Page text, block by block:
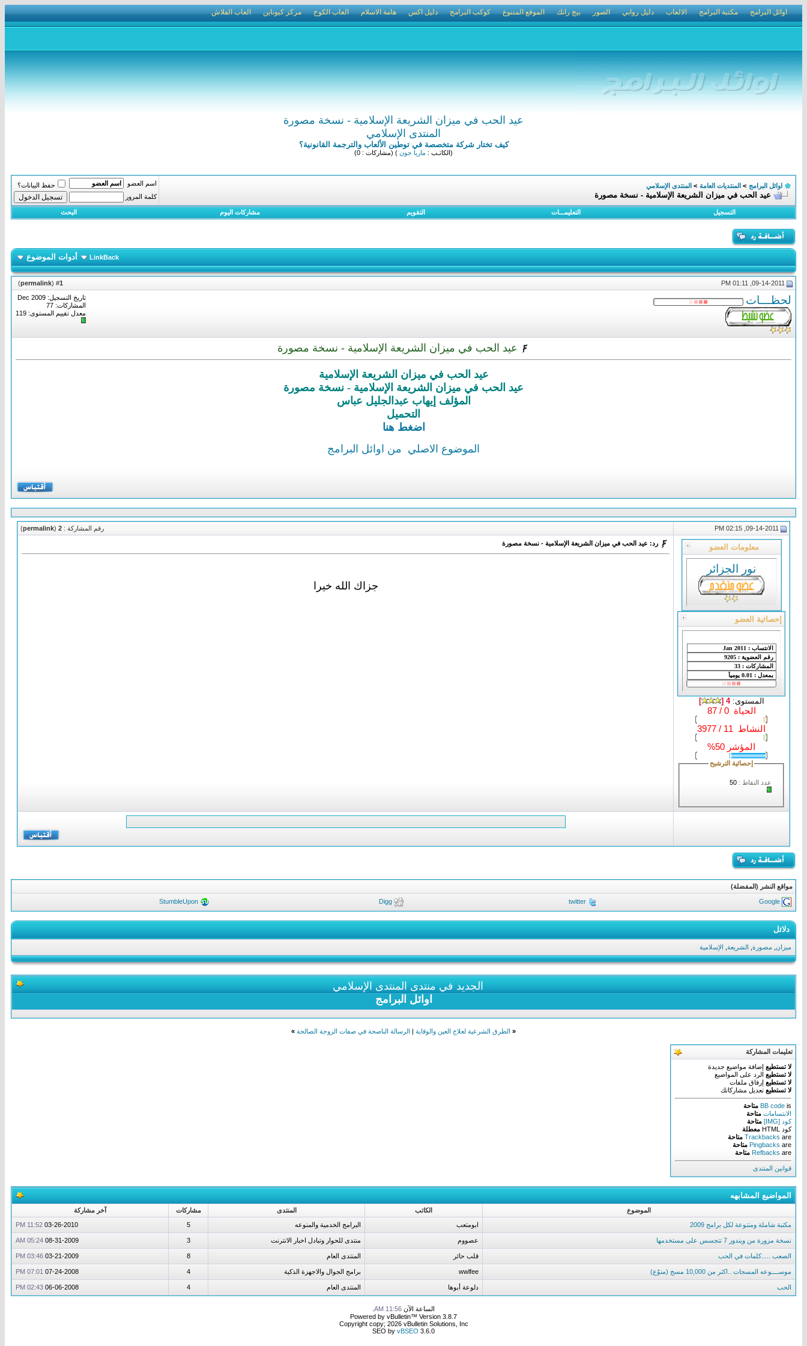
اوائل البرامج مكتبة البرامج الالعاب دليل روابي الصور بيج رانك الموقع المتنوع كوكب البرامج دليل اكس هامة الاسلام العاب الكوخ مركز كيوناين العاب الفلاش
عيد الحب في ميزان الشريعة الإسلامية - نسخة مصورة
المنتدى الإسلامي
كيف تختار شركة متخصصة في توطين الألعاب والترجمة القانونية؟
(الكاتـب : ماريا جون ) (مشاركات : 0)
اوائل البرامج > المنتديات العامة > المنتدى الإسلامي
عيد الحب في ميزان الشريعة الإسلامية - نسخة مصورة
اسم العضو
حفظ البيانات؟
كلمة المرور
التسجيل التعليمـــات التقويم مشاركات اليوم البحث
LinkBack أدوات الموضوع
1
(
permalink
)
لحظـــات
تاريخ التسجيل: Dec 2009
المشاركات: 77
معدل تقييم المستوى: 119
عيد الحب في ميزان الشريعة الإسلامية - نسخة مصورة
عيد الحب في ميزان الشريعة الإسلامية
عيد الحب في ميزان الشريعة الإسلامية - نسخة مصورة
المؤلف إيهاب عبدالجليل عباس
التحميل
اضغط هنا
الموضوع الاصلي من اوائل البرامج
رقم المشاركة : 2
(
permalink
)
معلومات العضو
نور الجزائر
إحصائية العضو
المستوى:4 [
]
الحياة 0 / 87
النشاط 11 / 3977
المؤشر 50%
إحصائية الترشيح
عدد النقاط :50
رد: عيد الحب في ميزان الشريعة الإسلامية - نسخة مصورة
جزاك الله خيرا
مواقع النشر (المفضلة)
Google
twitter
Digg
StumbleUpon
دلائل
ميزان مصورة الشريعة الإسلامية
الجديد في منتدى المنتدى الإسلامي
اوائل البرامج
« الطرق الشرعية لعلاج العين والوقاية | الرسالة الناصحة في صفات الزوجة الصالحة »
تعليمات المشاركة
لا تستطيع إضافة مواضيع جديدة
لا تستطيع الرد على المواضيع
لا تستطيع إرفاق ملفات
لا تستطيع تعديل مشاركاتك
BB code is
متاحة
الابتسامات متاحة
كود [IMG]
متاحة
كود HTML
معطلة
Trackbacks are
متاحة
Pingbacks are
متاحة
Refbacks are متاحة
قوانين المنتدى
المواضيع المشابهه
الموضوع الكاتب المنتدى مشاركات
آخر مشاركة
مكتبة شاملة ومتنوعة لكل برامج 2009
ابومتعب البرامج الخدمية والمنوعه 5
03-26-2010
11:52 PM
نسخة مزورة من ويندوز 7 تتجسس على مستخدمها عصووم منتدى للحوار وتبادل اخبار الانترنت 3
08-31-2009
05:24 AM
الصعب .....كلمات في الحب قلب حائر المنتدى العام 8
03-21-2009
03:46 PM
موســــوعه المسجات ..اكثر من 10,000 مسج (منوّع) wwlfee برامج الجوال والاجهزة الذكية 4
07-24-2008
07:01 PM
الحب دلوعة أبوها المنتدى العام 4
06-06-2008
02:43 PM
الساعة الآن 11:56 AM
Powered by vBulletin™ Version 3.8.7
Copyright copy; 2026 vBulletin Solutions, Inc
SEO by vBSEO 3.6.0